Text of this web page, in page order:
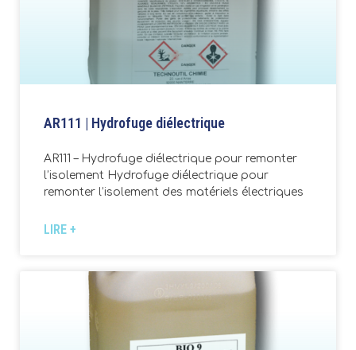
AR111 | Hydrofuge diélectrique
AR111 – Hydrofuge diélectrique pour remonter
l’isolement Hydrofuge diélectrique pour
remonter l’isolement des matériels électriques
LIRE +